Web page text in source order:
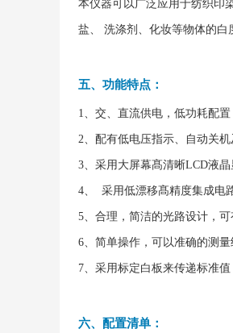
本仪器可以广泛应用于纺织印
盐、 洗涤剂、化妆等物体的白
五、功能特点：
1、 交、直流供电，低功耗配
2、 配有低电压指示、自动关
3、 采用大屏幕髙清晰LCD液
4、 采用低漂移髙精度集成电
5、 合理，简洁的光路设计，可
6、 简单操作，可以准确的测量
7、 采用标定白板来传递标准值
六、配置清单：